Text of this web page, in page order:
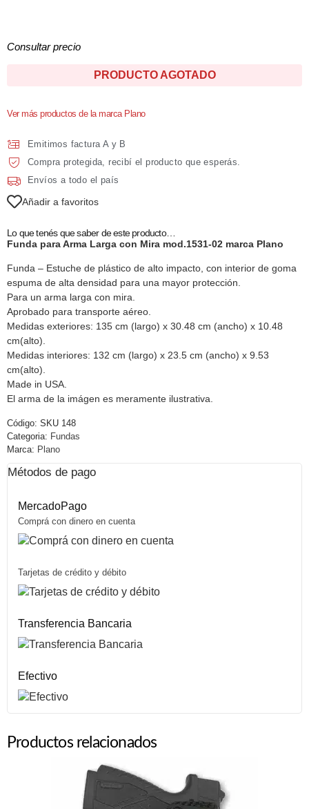
Consultar precio
PRODUCTO AGOTADO
Ver más productos de la marca Plano
Emitimos factura A y B
Compra protegida, recibí el producto que esperás.
Envíos a todo el país
Añadir a favoritos
Lo que tenés que saber de este producto…
Funda para Arma Larga con Mira mod.1531-02 marca Plano
Funda – Estuche de plástico de alto impacto, con interior de goma
espuma de alta densidad para una mayor protección.
Para un arma larga con mira.
Aprobado para transporte aéreo.
Medidas exteriores: 135 cm (largo) x 30.48 cm (ancho) x 10.48
cm(alto).
Medidas interiores: 132 cm (largo) x 23.5 cm (ancho) x 9.53
cm(alto).
Made in USA.
El arma de la imágen es meramente ilustrativa.
Código: SKU 148
Categoria: Fundas
Marca: Plano
Métodos de pago
MercadoPago
Comprá con dinero en cuenta
Tarjetas de crédito y débito
Transferencia Bancaria
Efectivo
Productos relacionados